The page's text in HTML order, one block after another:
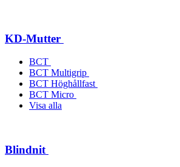
KD-Mutter
BCT
BCT Multigrip
BCT Höghållfast
BCT Micro
Visa alla
Blindnit